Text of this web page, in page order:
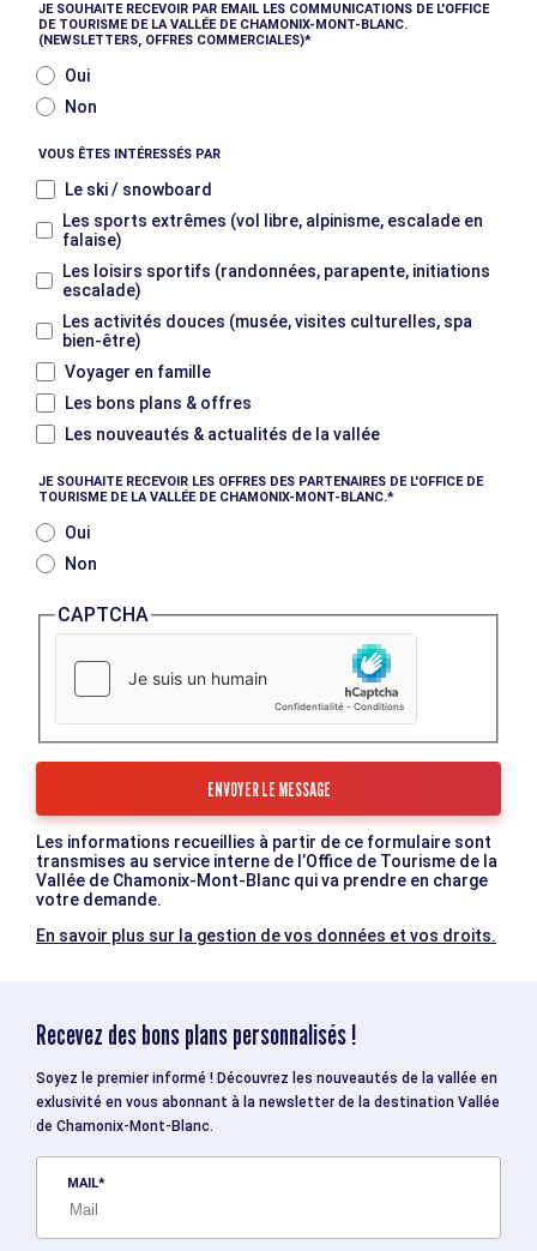
JE SOUHAITE RECEVOIR PAR EMAIL LES COMMUNICATIONS DE L'OFFICE
DE TOURISME DE LA VALLÉE DE CHAMONIX-MONT-BLANC.
(NEWSLETTERS, OFFRES COMMERCIALES)
Oui
Non
VOUS ÊTES INTÉRESSÉS PAR
Le ski / snowboard
Les sports extrêmes (vol libre, alpinisme, escalade en
falaise)
Les loisirs sportifs (randonnées, parapente, initiations
escalade)
Les activités douces (musée, visites culturelles, spa
bien-être)
Voyager en famille
Les bons plans & offres
Les nouveautés & actualités de la vallée
JE SOUHAITE RECEVOIR LES OFFRES DES PARTENAIRES DE L'OFFICE DE
TOURISME DE LA VALLÉE DE CHAMONIX-MONT-BLANC.
Oui
Non
CAPTCHA
Les informations recueillies à partir de ce formulaire sont
transmises au service interne de l’Office de Tourisme de la
Vallée de Chamonix-Mont-Blanc qui va prendre en charge
votre demande.
En savoir plus sur la gestion de vos données et vos droits.
Recevez des bons plans personnalisés !
Soyez le premier informé ! Découvrez les nouveautés de la vallée en
exlusivité en vous abonnant à la newsletter de la destination Vallée
de Chamonix-Mont-Blanc.
MAIL